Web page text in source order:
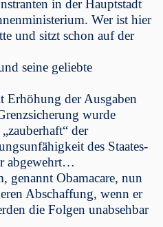
in der Hauptstadt
Wer ist hier
und sitzt schon auf der
seine geliebte
Erhöhung der Ausgaben
wurde
der
des Staates-
abgewehrt…
genannt Obamacare, nun
Abschaffung, wenn er
die Folgen unabsehbar